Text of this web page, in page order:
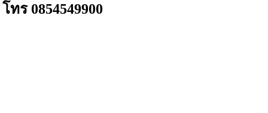
ร 0854549900